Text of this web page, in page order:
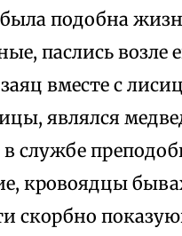
подобна
паслись возле
вместе с
являлся
в службе
кровоядцы
скорбно